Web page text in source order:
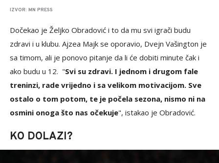
IZVOR: MN PRESS
Dočekao je Željko Obradović i to da mu svi igrači budu
zdravi i u klubu. Ajzea Majk se oporavio, Dvejn Vašington je
sa timom, ali je ponovo pitanje da li će dobiti minute čak i
ako budu u 12. "Svi su zdravi. I jednom i drugom fale
treninzi, rade vrijedno i sa velikom motivacijom. Sve
ostalo o tom potom, te je počela sezona, nismo ni na
osmini onoga što nas očekuje", istakao je Obradović.
KO DOLAZI?